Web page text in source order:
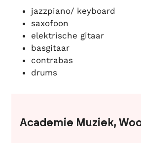
jazzpiano/ keyboard
saxofoon
elektrische gitaar
basgitaar
contrabas
drums
Academie Muziek,